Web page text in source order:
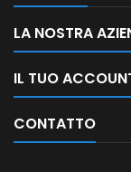
LA NOSTRA
IL TUO
CONTATTO